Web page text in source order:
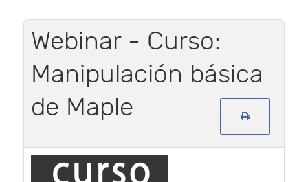
Webinar - Curso:
Manipulación básica
de Maple